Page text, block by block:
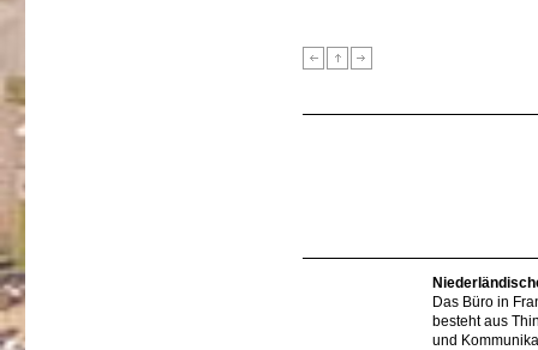
Das Büro in
besteht aus
und